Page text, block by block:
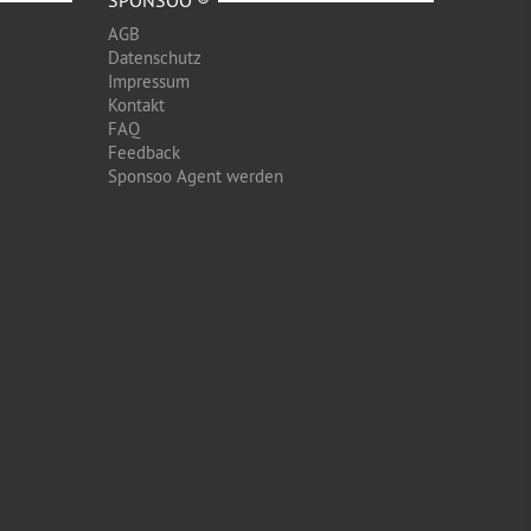
AGB
Datenschutz
Impressum
Kontakt
FAQ
Feedback
Sponsoo Agent werden